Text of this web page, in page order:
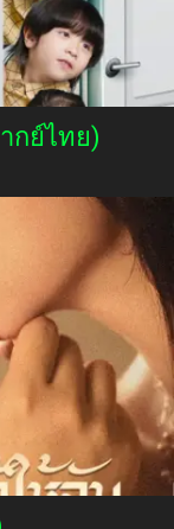
กย์ไทย)